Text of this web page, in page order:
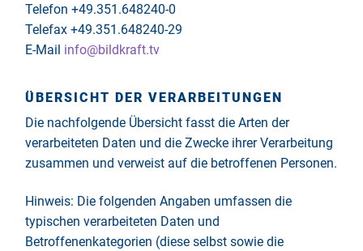
Telefon +49.351.648240-0
Telefax +49.351.648240-29
E-Mail info@bildkraft.tv
ÜBERSICHT DER VERARBEITUNGEN
Die nachfolgende Übersicht fasst die Arten der
verarbeiteten Daten und die Zwecke ihrer Verarbeitung
zusammen und verweist auf die betroffenen Personen.
Hinweis: Die folgenden Angaben umfassen die
typischen verarbeiteten Daten und
Betroffenenkategorien (diese selbst sowie die